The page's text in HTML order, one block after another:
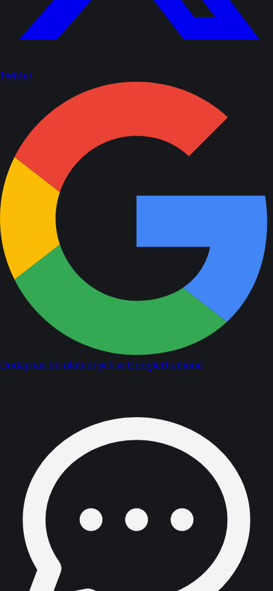
Twitter
Dodaj nas do ulubionych w GoogleUlubione